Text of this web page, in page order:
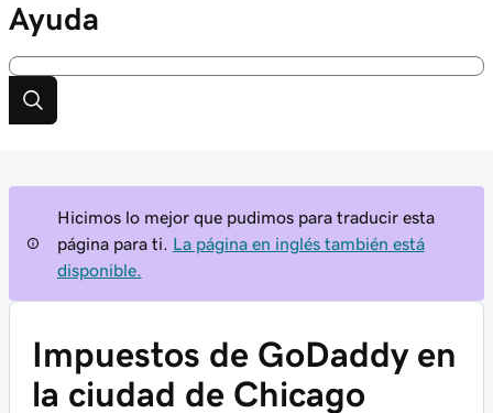
Ayuda
Hicimos lo mejor que pudimos para traducir esta
página para ti.
La página en inglés también está
disponible.
Impuestos de GoDaddy en
la ciudad de Chicago